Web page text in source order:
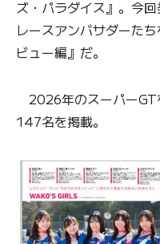
ズ・パラダイス』。今
レースアンバサダーた
ビュー編』だ。
2026年のスーパーGT
147名を掲載。